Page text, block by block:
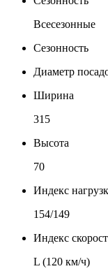
Всесезонные
Сезонность
Диаметр
Ширина
315
Высота
70
Индекс
154/149
Индекс
L (120 км/ч)